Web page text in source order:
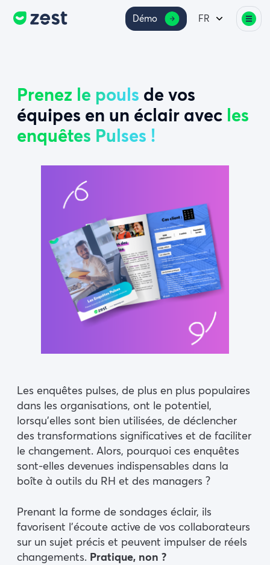
Démo FR
Prenez le pouls de vos
équipes en un éclair avec les
enquêtes Pulses !
Les enquêtes pulses, de plus en plus populaires
dans les organisations, ont le potentiel,
lorsqu’elles sont bien utilisées, de déclencher
des transformations significatives et de faciliter
le changement. Alors, pourquoi ces enquêtes
sont-elles devenues indispensables dans la
boîte à outils du RH et des managers ?
Prenant la forme de sondages éclair, ils
favorisent l’écoute active de vos collaborateurs
sur un sujet précis et peuvent impulser de réels
changements. Pratique, non ?